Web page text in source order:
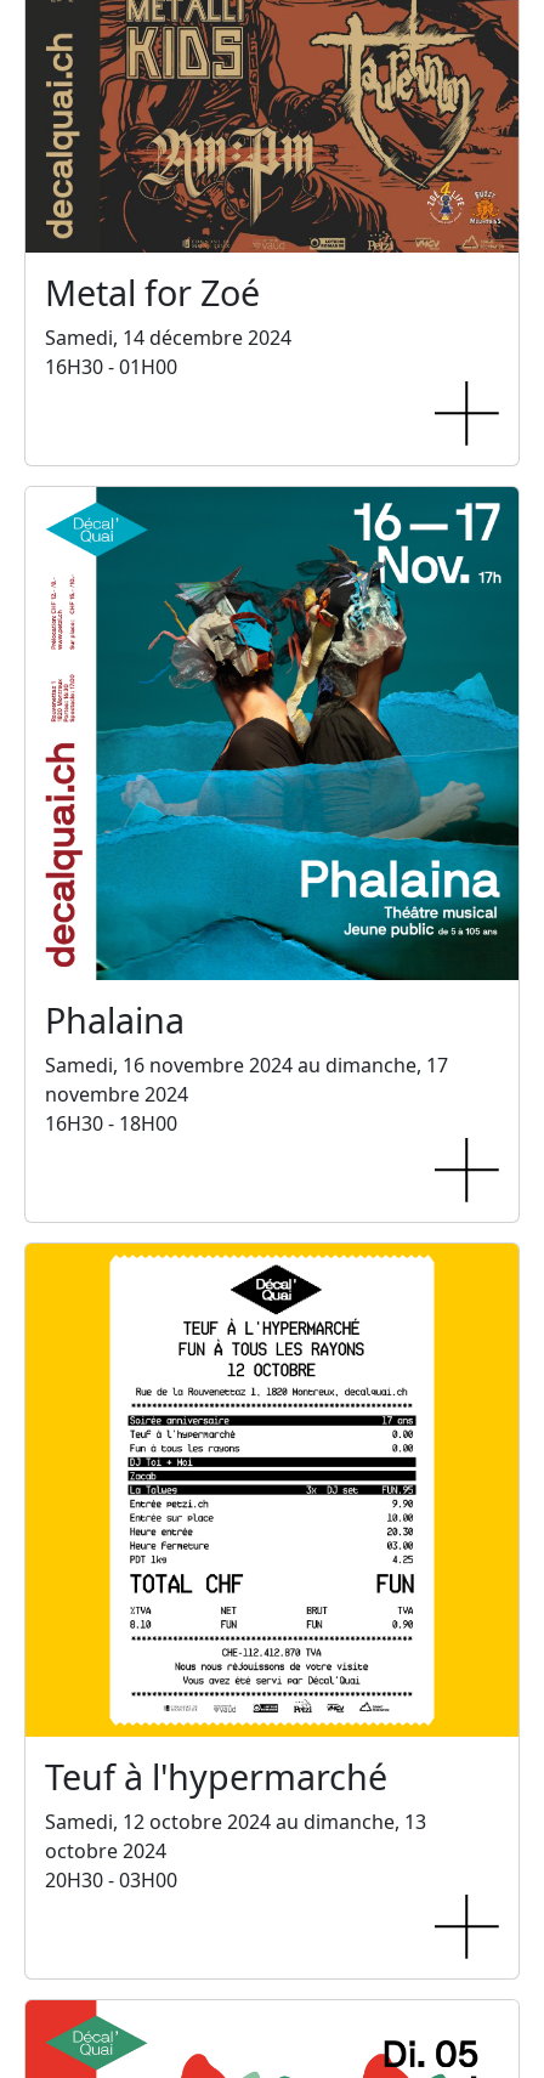
Metal for Zoé
Samedi, 14 décembre 2024
16H30 - 01H00
Phalaina
Samedi, 16 novembre 2024 au dimanche, 17
novembre 2024
16H30 - 18H00
Teuf à l'hypermarché
Samedi, 12 octobre 2024 au dimanche, 13
octobre 2024
20H30 - 03H00